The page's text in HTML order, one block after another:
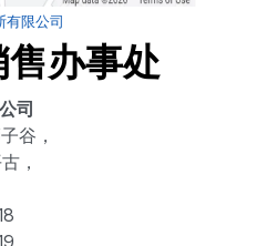
有限公司
办事处
司
谷，
，